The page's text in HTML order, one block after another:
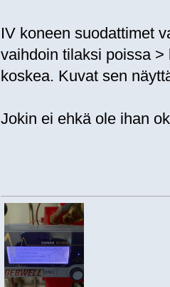
IV koneen suodattimet
vaihdoin tilaksi poissa
koskea. Kuvat sen
Jokin ei ehkä ole ihan